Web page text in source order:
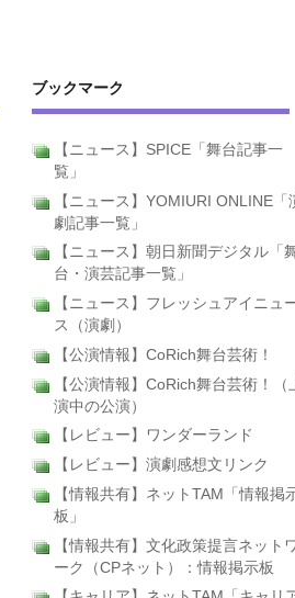
ブックマーク
【ニュース】SPICE「舞台記事一
覧」
【ニュース】YOMIURI ONLINE「
劇記事一覧」
【ニュース】朝日新聞デジタル「
台・演芸記事一覧」
【ニュース】フレッシュアイニュ
ス（演劇）
【公演情報】CoRich舞台芸術！
【公演情報】CoRich舞台芸術！（
演中の公演）
【レビュー】ワンダーランド
【レビュー】演劇感想文リンク
【情報共有】ネットTAM「情報掲
板」
【情報共有】文化政策提言ネット
ーク（CPネット）：情報掲示板